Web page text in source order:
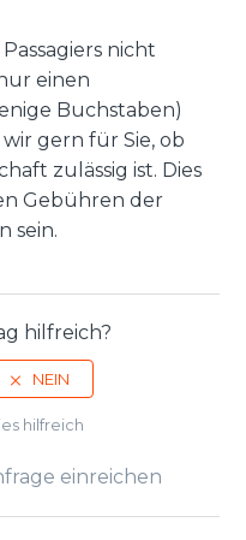
nicht
einen
Buchstaben)
gern für Sie, ob
zulässig ist. Dies
Gebühren der
sein.
hilfreich?
hilfreich
einreichen